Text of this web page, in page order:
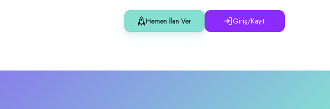
Hemen İlan Ver Giriş/Kayıt